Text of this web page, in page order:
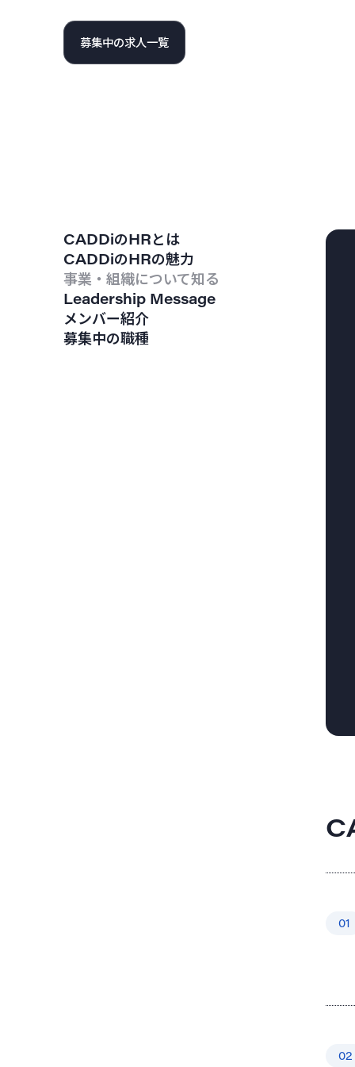
募集中の求人一覧
CADDiのHRとは
CADDiのHRの魅力
事業・組織について知る
Leadership Message
メンバー紹介
募集中の職種
01
02